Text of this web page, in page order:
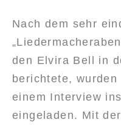
Nach dem sehr
den Elvira Bell in
berichtete,
einem Interview
eingeladen. Mit